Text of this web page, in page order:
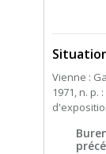
Vienne :
1971, n.